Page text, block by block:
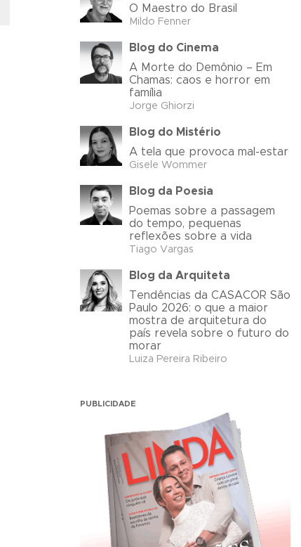
O Maestro do Brasil
Mildo Fenner
Blog do Cinema
A Morte do Demônio – Em
Chamas: caos e horror em
família
Jorge Ghiorzi
Blog do Mistério
A tela que provoca mal-estar
Gisele Wommer
Blog da Poesia
Poemas sobre a passagem
do tempo, pequenas
reflexões sobre a vida
Tiago Vargas
Blog da Arquiteta
Tendências da CASACOR São
Paulo 2026: o que a maior
mostra de arquitetura do
país revela sobre o futuro do
morar
Luiza Pereira Ribeiro
PUBLICIDADE